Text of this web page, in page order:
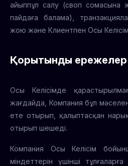
айыппұл салу (своп сомасына
пайдаға балама),
жою және Клиентпен Осы
Қорытынды ережелер
Осы Келісімде
жағдайда, Компания бұл
ете отырып, қалыптасқан
отырып шешеді.
Компания Осы Келісім
міндеттерін үшінші